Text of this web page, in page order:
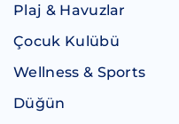
Plaj & Havuzlar
Çocuk Kulübü
Wellness & Sports
Düğün